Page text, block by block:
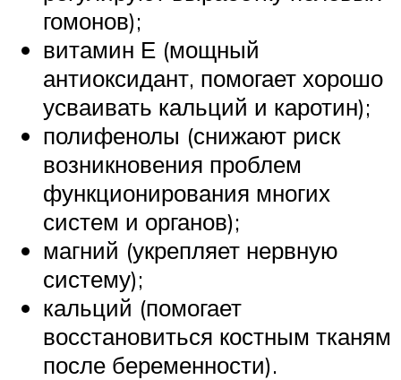
гомонов);
витамин Е (мощный
антиоксидант, помогает хорошо
усваивать кальций и каротин);
полифенолы (снижают риск
возникновения проблем
функционирования многих
систем и органов);
магний (укрепляет нервную
систему);
кальций (помогает
восстановиться костным тканям
после беременности).